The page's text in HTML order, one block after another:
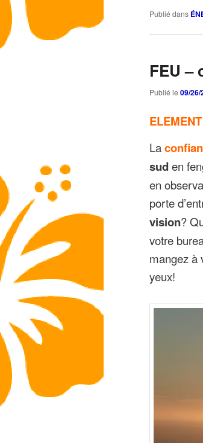
Publié dans
FEU –
Publié le 09/26/
La
suden
en
porte
vision?
votre
mangez à
yeux!